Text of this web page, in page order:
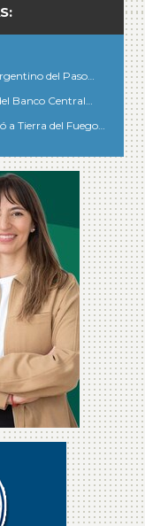
del Paso…
Banco Central…
a Tierra del Fuego…